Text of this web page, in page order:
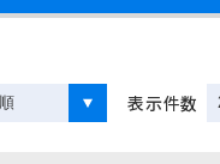
表示件数